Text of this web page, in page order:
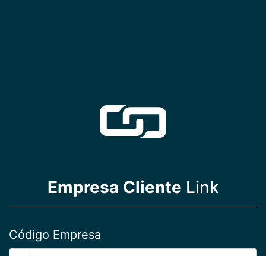
Empresa Cliente Link
Código Empresa